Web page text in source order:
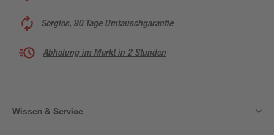
Sorglos, 90 Tage Umtauschgarantie
Abholung im Markt in 2 Stunden
Wissen & Service